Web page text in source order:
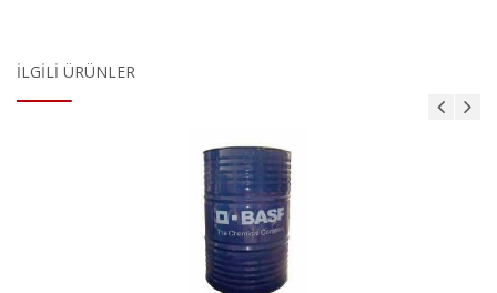
İLGILI ÜRÜNLER
MasterBrace ADH 1406 (Concresive)
Ürün Detayı